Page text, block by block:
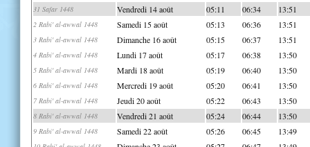
31 Safar 1448 Vendredi 14 août 05:11 06:34 13:51
2 Rabi' al-awwal 1448 Samedi 15 août 05:13 06:36 13:51
3 Rabi' al-awwal 1448 Dimanche 16 août 05:15 06:37 13:51
4 Rabi' al-awwal 1448 Lundi 17 août 05:17 06:38 13:50
5 Rabi' al-awwal 1448 Mardi 18 août 05:19 06:40 13:50
6 Rabi' al-awwal 1448 Mercredi 19 août 05:20 06:41 13:50
7 Rabi' al-awwal 1448 Jeudi 20 août 05:22 06:43 13:50
8 Rabi' al-awwal 1448 Vendredi 21 août 05:24 06:44 13:50
9 Rabi' al-awwal 1448 Samedi 22 août 05:26 06:45 13:49